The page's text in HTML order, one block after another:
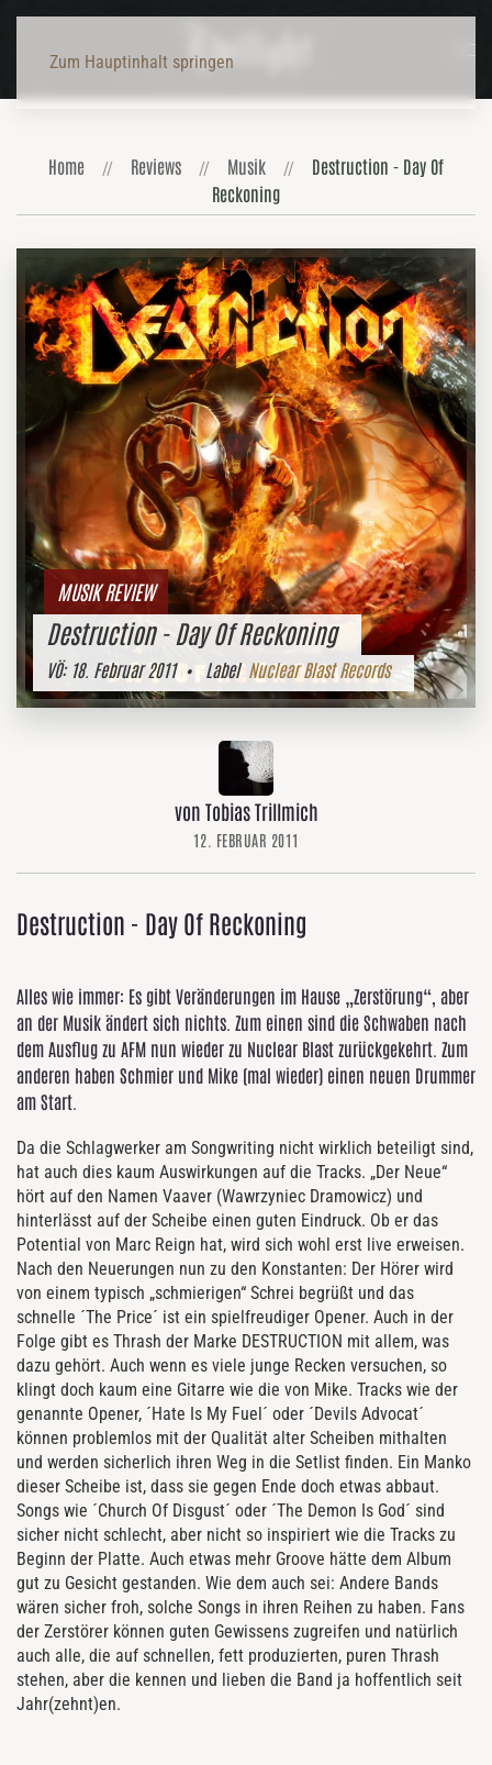
Zum Hauptinhalt springen
Home Reviews Musik
Destruction - Day Of
Reckoning
MUSIK REVIEW
Destruction - Day Of Reckoning
VÖ:18. Februar 2011• Label Nuclear Blast Records
von Tobias Trillmich
12. FEBRUAR 2011
Destruction - Day Of Reckoning
Alles wie immer: Es gibt Veränderungen im Hause „Zerstörung“, aber
an der Musik ändert sich nichts. Zum einen sind die Schwaben nach
dem Ausflug zu AFM nun wieder zu Nuclear Blast zurückgekehrt. Zum
anderen haben Schmier und Mike (mal wieder) einen neuen Drummer
am Start.
Da die Schlagwerker am Songwriting nicht wirklich beteiligt sind,
hat auch dies kaum Auswirkungen auf die Tracks. „Der Neue“
hört auf den Namen Vaaver (Wawrzyniec Dramowicz) und
hinterlässt auf der Scheibe einen guten Eindruck. Ob er das
Potential von Marc Reign hat, wird sich wohl erst live erweisen.
Nach den Neuerungen nun zu den Konstanten: Der Hörer wird
von einem typisch „schmierigen“ Schrei begrüßt und das
schnelle ´The Price´ ist ein spielfreudiger Opener. Auch in der
Folge gibt es Thrash der Marke DESTRUCTION mit allem, was
dazu gehört. Auch wenn es viele junge Recken versuchen, so
klingt doch kaum eine Gitarre wie die von Mike. Tracks wie der
genannte Opener, ´Hate Is My Fuel´ oder ´Devils Advocat´
können problemlos mit der Qualität alter Scheiben mithalten
und werden sicherlich ihren Weg in die Setlist finden. Ein Manko
dieser Scheibe ist, dass sie gegen Ende doch etwas abbaut.
Songs wie ´Church Of Disgust´ oder ´The Demon Is God´ sind
sicher nicht schlecht, aber nicht so inspiriert wie die Tracks zu
Beginn der Platte. Auch etwas mehr Groove hätte dem Album
gut zu Gesicht gestanden. Wie dem auch sei: Andere Bands
wären sicher froh, solche Songs in ihren Reihen zu haben. Fans
der Zerstörer können guten Gewissens zugreifen und natürlich
auch alle, die auf schnellen, fett produzierten, puren Thrash
stehen, aber die kennen und lieben die Band ja hoffentlich seit
Jahr(zehnt)en.